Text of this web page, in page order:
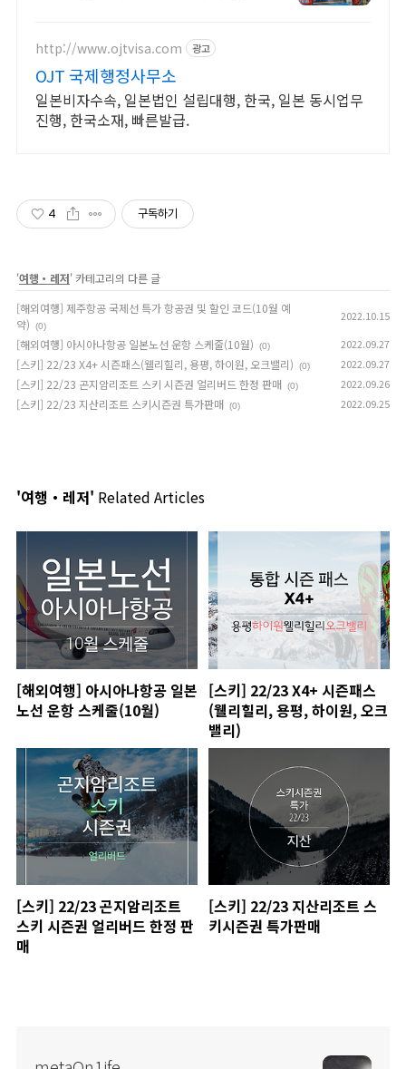
http://www.ojtvisa.com 광고
OJT 국제행정사무소
일본비자수속, 일본법인 설립대행, 한국, 일본 동시업무
진행, 한국소재, 빠른발급.
4 구독하기
'여행・레저' 카테고리의 다른 글
[해외여행] 제주항공 국제선 특가 항공권 및 할인 코드(10월 예
약)
(0)
2022.10.15
[해외여행] 아시아나항공 일본노선 운항 스케줄(10월) (0) 2022.09.27
[스키] 22/23 X4+ 시즌패스(웰리힐리, 용평, 하이원, 오크밸리) (0) 2022.09.27
[스키] 22/23 곤지암리조트 스키 시즌권 얼리버드 한정 판매 (0) 2022.09.26
[스키] 22/23 지산리조트 스키시즌권 특가판매 (0) 2022.09.25
'여행・레저' Related Articles
[해외여행] 아시아나항공 일본
노선 운항 스케줄(10월)
[스키] 22/23 X4+ 시즌패스
(웰리힐리, 용평, 하이원, 오크
밸리)
[스키] 22/23 곤지암리조트
스키 시즌권 얼리버드 한정 판
매
[스키] 22/23 지산리조트 스
키시즌권 특가판매